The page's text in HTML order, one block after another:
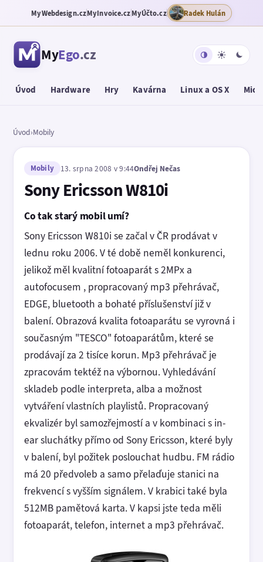
MyWebdesign.czMyInvoice.czMyÚčto.cz Radek Hulán
MyEgo.cz
Úvod Hardware Hry Kavárna Linux a OS X
Úvod›Mobily
Mobily 13. srpna 2008 v 9:44Ondřej Nečas
Sony Ericsson W810i
Co tak starý mobil umí?
Sony Ericsson W810i se začal v ČR prodávat v
lednu roku 2006. V té době neměl konkurenci,
jelikož měl kvalitní fotoaparát s 2MPx a
autofocusem , propracovaný mp3 přehrávač,
EDGE, bluetooth a bohaté příslušenství již v
balení. Obrazová kvalita fotoaparátu se vyrovná i
současným "TESCO" fotoaparátům, které se
prodávají za 2 tisíce korun. Mp3 přehrávač je
zpracovám tektéž na výbornou. Vyhledávání
skladeb podle interpreta, alba a možnost
vytváření vlastních playlistů. Propracovaný
ekvalizér byl samozřejmostí a v kombinaci s in-
ear sluchátky přímo od Sony Ericsson, které byly
v balení, byl požitek poslouchat hudbu. FM rádio
má 20 předvoleb a samo přelaďuje stanici na
frekvencí s vyšším signálem. V krabici také byla
512MB pamětová karta. V kapsi jste teda měli
fotoaparát, telefon, internet a mp3 přehrávač.